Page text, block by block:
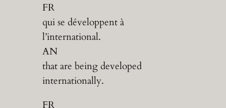
FR
qui se développent à
l’international.
AN
that are being developed
internationally.
FR